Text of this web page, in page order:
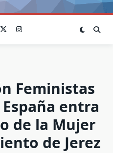
Feministas
entra
de la Mujer
de Jerez